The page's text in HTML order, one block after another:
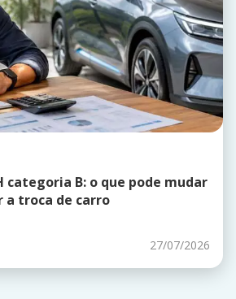
categoria B: o que pode mudar
a troca de carro
27/07/2026